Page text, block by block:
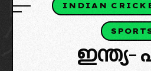
INDIAN
ഇന്ത്യ-